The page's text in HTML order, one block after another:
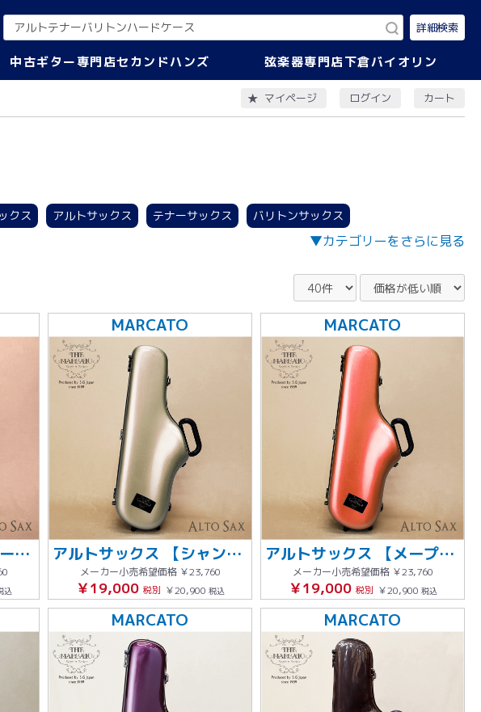
詳細検索
中古ギター専門店セカンドハンズ 弦楽器専門店下倉バイオリン
マイページ ログイン カート
クス アルトサックス テナーサックス バリトンサックス
ホルン・ワンピース用▼カテゴリーをさらに見る
アルトサックス 【ペパーミント】 グレーステッチ
込
MARCATO
アルトサックス 【シャンパンゴールド】グレーステッチ
メーカー小売希望価格￥23,760
￥19,000 税別 ￥20,900 税込
MARCATO
アルトサックス 【メープルオレンジ】
メーカー小売希望価格￥23,760
￥19,000 税別 ￥20,900 税込
MARCATO MARCATO